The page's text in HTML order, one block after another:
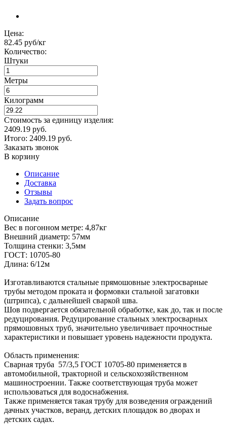
Цена:
82.45 руб/кг
Количество:
Штуки
Метры
Килограмм
Стоимость за единицу изделия:
2409.19 руб.
Итого: 2409.19 руб.
Заказать звонок
В корзину
Описание
Доставка
Отзывы
Задать вопрос
Описание
Вес в погонном метре: 4,87кг
Внешний диаметр: 57мм
Толщина стенки: 3,5мм
ГОСТ: 10705-80
Длина: 6/12м
Изготавливаются стальные прямошовные электросварные
трубы методом проката и формовки стальной загатовки
(штрипса), с дальнейшей сваркой шва.
Шов подвергается обязательной обработке, как до, так и после
редуцирования. Редуцирование стальных электросварных
прямошовных труб, значительно увеличивает прочностные
характеристики и повышает уровень надежности продукта.
Область применения:
Сварная труба 57/3,5 ГОСТ 10705-80 применяется в
автомобильной, тракторной и сельскохозяйственном
машиностроении. Также соответствующая труба может
использоваться для водоснабжения.
Также применяется такая трубу для возведения ограждений
дачных участков, веранд, детских площадок во дворах и
детских садах.